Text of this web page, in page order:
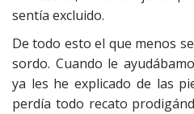
sentía excluido.
De todo esto el que menos
sordo. Cuando le
ya les he explicado de las
perdía todo recato